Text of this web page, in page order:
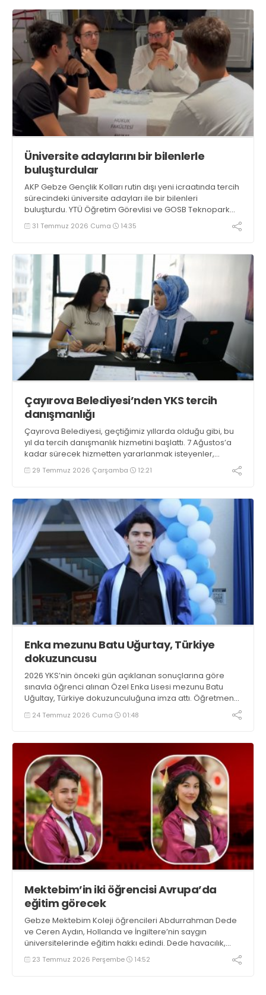
Üniversite adaylarını bir bilenlerle
buluşturdular
AKP Gebze Gençlik Kolları rutin dışı yeni icraatında tercih
sürecindeki üniversite adayları ile bir bilenleri
buluşturdu. YTÜ Öğretim Görevlisi ve GOSB Teknopark
Genel Müdürü Prof.Dr.Murat Çemberci de söyleşi
konuğu oldu
31 Temmuz 2026 Cuma 14:35
Çayırova Belediyesi’nden YKS tercih
danışmanlığı
Çayırova Belediyesi, geçtiğimiz yıllarda olduğu gibi, bu
yıl da tercih danışmanlık hizmetini başlattı. 7 Ağustos’a
kadar sürecek hizmetten yararlanmak isteyenler,
randevu sistemiyle kabul edilecek
29 Temmuz 2026 Çarşamba 12:21
Enka mezunu Batu Uğurtay, Türkiye
dokuzuncusu
2026 YKS’nin önceki gün açıklanan sonuçlarına göre
sınavla öğrenci alınan Özel Enka Lisesi mezunu Batu
Uğultay, Türkiye dokuzunculuğuna imza attı. Öğretmen
çift Özlem – Ufuk Uğurtay ile lisesinin ve Gebze eğitim
camiasının gururu oldu
24 Temmuz 2026 Cuma 01:48
Mektebim’in iki öğrencisi Avrupa’da
eğitim görecek
Gebze Mektebim Koleji öğrencileri Abdurrahman Dede
ve Ceren Aydın, Hollanda ve İngiltere’nin saygın
üniversitelerinde eğitim hakkı edindi. Dede havacılık,
Aydın yaratıcı işletme okuyacak
23 Temmuz 2026 Perşembe 14:52